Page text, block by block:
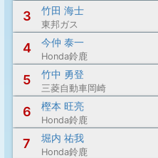
3 竹田 海士
東邦ガス
4 今仲 泰一
Honda鈴鹿
5 竹中 勇登
三菱自動車岡崎
6 樫本 旺亮
Honda鈴鹿
7 堀内 祐我
Honda鈴鹿